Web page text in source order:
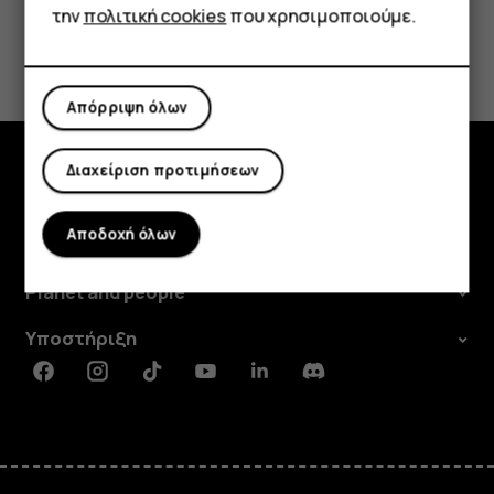
Ναι Όχι
Εξερευνήστε
Πληροφορίες
Planet and people
Υποστήριξη
FacebookInstagramTiktokYoutubeLinkedinDiscord
τηνπολιτική cookiesπου χρησιμοποιούμε.
Απόρριψη όλων
Διαχείριση προτιμήσεων
Αποδοχή όλων